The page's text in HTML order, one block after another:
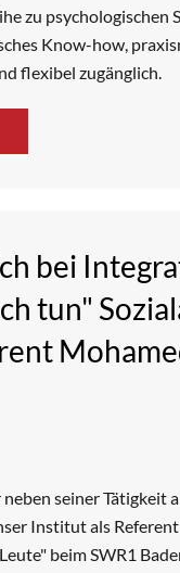
zu psychologischen
Know-how,
flexibel zugänglich.
bei
tun"
neben seiner Tätigkeit
Institut als
beim SWR1